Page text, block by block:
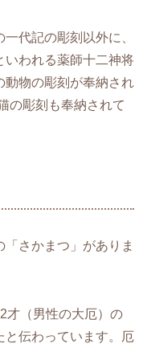
代記の彫刻以外に、
いわれる薬師十二神将
動物の彫刻が奉納され
の彫刻も奉納されて
さかまつ」がありま
才（男性の大厄）の
と伝わっています。厄